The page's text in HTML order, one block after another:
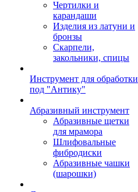
Чертилки и
карандаши
Изделия из латуни и
бронзы
Скарпели,
закольники, спицы
Инструмент для обработки
под "Антику"
Абразивный инструмент
Абразивные щетки
для мрамора
Шлифовальные
фибродиски
Абразивные чашки
(шарошки)